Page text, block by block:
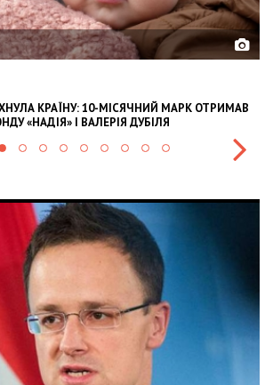
КРАЇНУ: 10-МІСЯЧНИЙ МАРК ОТРИМАВ
«НАДІЯ» І ВАЛЕРІЯ ДУБІЛЯ